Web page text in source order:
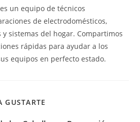
un equipo de técnicos
de electrodomésticos,
sistemas del hogar. Compartimos
rápidas para ayudar a los
equipos en perfecto estado.